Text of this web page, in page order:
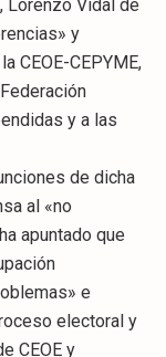
Lorenzo Vidal de
y
CEOE-CEPYME,
y a las
de dicha
al «no
apuntado que
e
electoral y
CEOE y